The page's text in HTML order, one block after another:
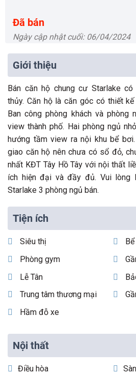
Đã bán
Ngày cập nhật cuối: 06/04/2024
Giới thiệu
Bán căn hộ chung cư Starlake
thủy. Căn hộ là căn góc có thiết
Ban công phòng khách và phòng
view thành phố. Hai phòng ngủ
hướng tầm view ra nội khu bể
giao căn hộ nên chưa có sổ đỏ,
nhất KĐT Tây Hồ Tây với nội thất
ích hiện đại và đầy đủ. Vui lòng
Starlake 3 phòng ngủ bán.
Tiện ích
Siêu thị
Phòng gym
Lễ Tân
Trung tâm thương mại
Hầm đỗ xe
Nội thất
Điều hòa